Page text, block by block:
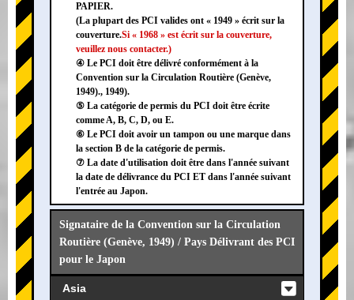
PAPIER.
(La plupart des PCI valides ont « 1949 » écrit sur la
couverture.Si « 1968 » est écrit sur la couverture,
veuillez nous contacter.)
④ Le PCI doit être délivré conformément à la
Convention sur la Circulation Routière (Genève,
1949)., 1949).
⑤ La catégorie de permis du PCI doit être écrite
comme A, B, C, D, ou E.
⑥ Le PCI doit avoir un tampon ou une marque dans
la section B de la catégorie de permis.
⑦ La date d'utilisation doit être dans l'année suivant
la date de délivrance du PCI ET dans l'année suivant
l'entrée au Japon.
Signataire de la Convention sur la Circulation
Routière (Genève, 1949) / Pays Délivrant des PCI
pour le Japon
Asia